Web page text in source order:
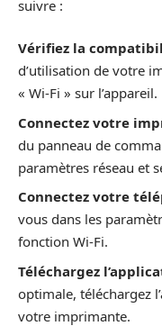
suivre :
Vérifiez la
d’utilisation de votre
« Wi-Fi » sur l’appareil.
Connectez votre
du panneau de
paramètres réseau et
Connectez votre
vous dans les
fonction Wi-Fi.
Téléchargez
optimale, téléchargez
votre imprimante.